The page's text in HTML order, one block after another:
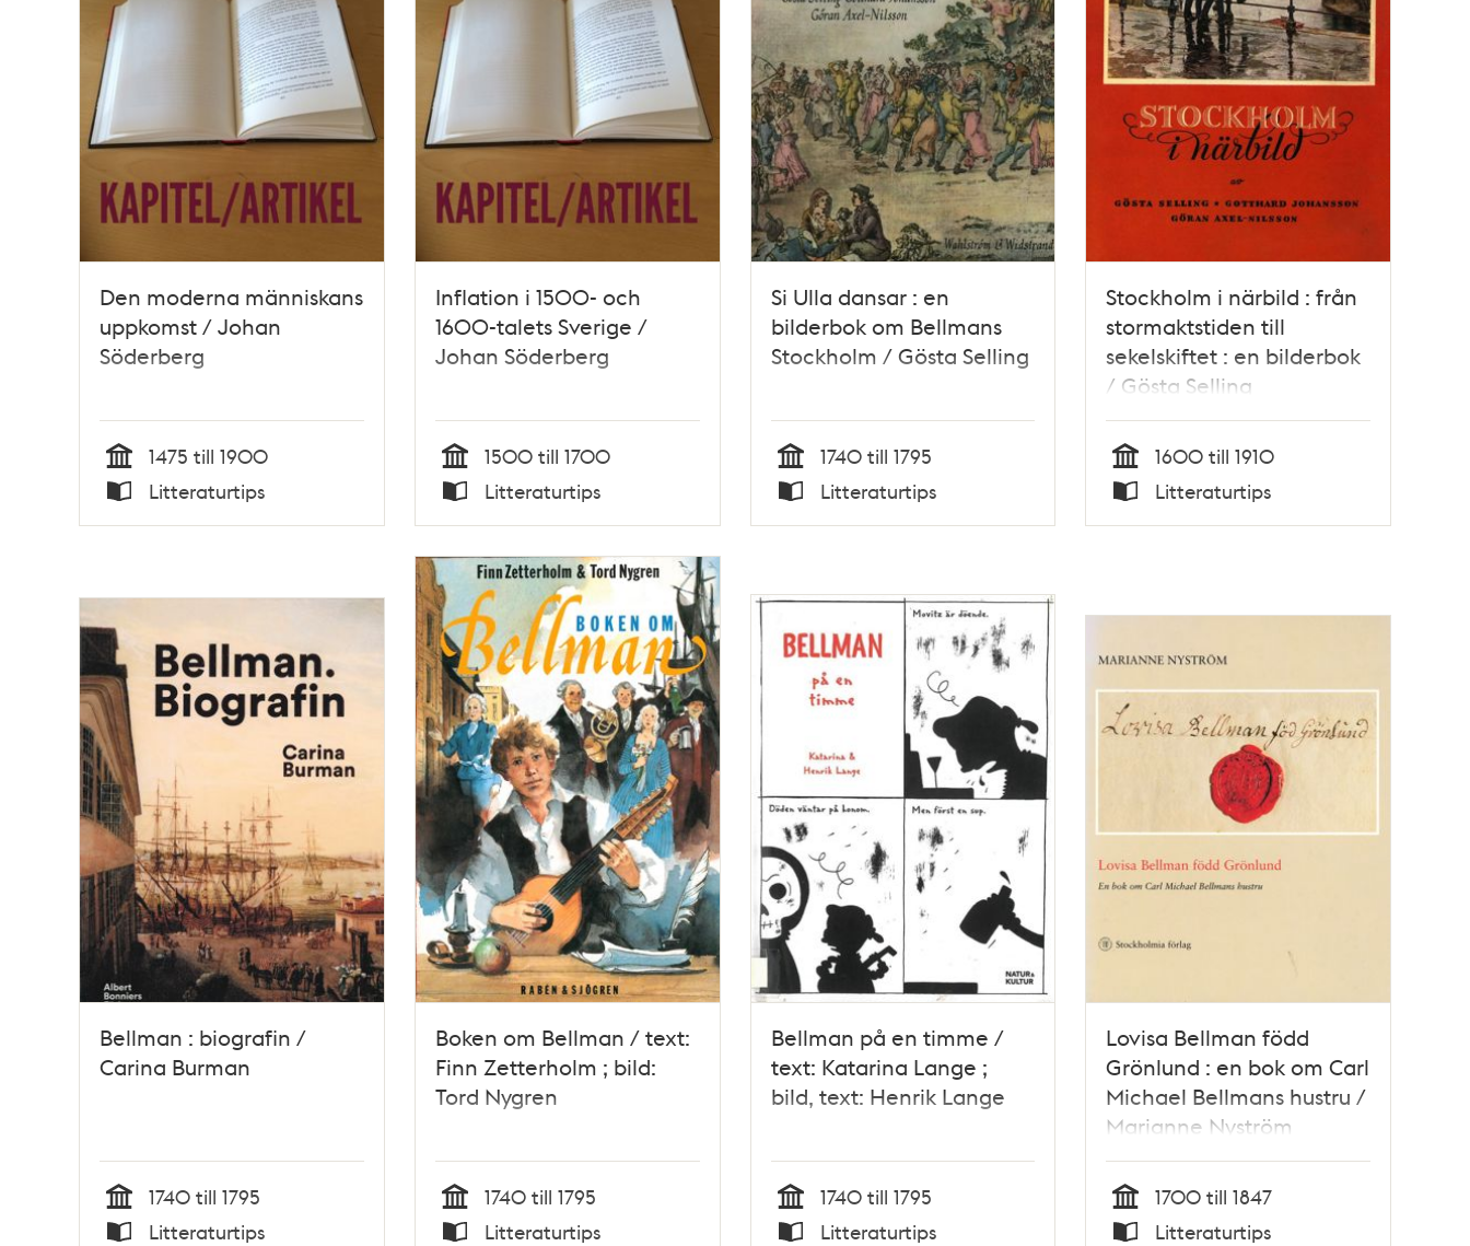
Den moderna människans
uppkomst / Johan
Söderberg
Tid
1475 till 1900
Typ
Litteraturtips
Inflation i 1500- och
1600-talets Sverige /
Johan Söderberg
Tid
1500 till 1700
Typ
Litteraturtips
Si Ulla dansar : en
bilderbok om Bellmans
Stockholm / Gösta Selling
Tid
1740 till 1795
Typ
Litteraturtips
Stockholm i närbild : från
stormaktstiden till
sekelskiftet : en bilderbok
/ Gösta Selling
Tid
1600 till 1910
Typ
Litteraturtips
Bellman : biografin /
Carina Burman
Tid
1740 till 1795
Litteraturtips
Boken om Bellman / text:
Finn Zetterholm ; bild:
Tord Nygren
Tid
1740 till 1795
Litteraturtips
Bellman på en timme /
text: Katarina Lange ;
bild, text: Henrik Lange
Tid
1740 till 1795
Litteraturtips
Lovisa Bellman född
Grönlund : en bok om Carl
Michael Bellmans hustru /
Marianne Nyström
Tid
1700 till 1847
Litteraturtips